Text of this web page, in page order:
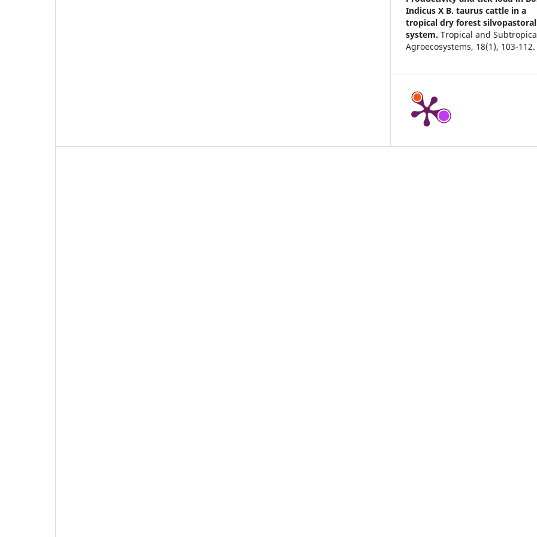
Indicus X B. taurus cattle in a
tropical dry forest silvopastoral
system.Tropical and
Agroecosystems, 18(1), 103-112.